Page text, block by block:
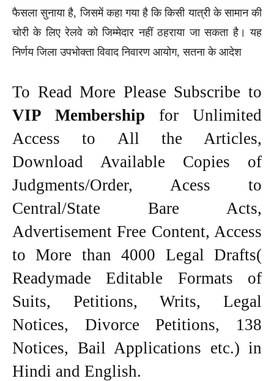
फैसला सुनाया है, जिसमें कहा गया है कि किसी यात्री के सामान की
चोरी के लिए रेलवे को जिम्मेदार नहीं ठहराया जा सकता है। यह
निर्णय जिला उपभोक्ता विवाद निवारण आयोग, सतना के आदेश
To Read More Please Subscribe to
VIP Membership for Unlimited
Access to All the Articles,
Download Available Copies of
Judgments/Order, Acess to
Central/State Bare Acts,
Advertisement Free Content, Access
to More than 4000 Legal Drafts(
Readymade Editable Formats of
Suits, Petitions, Writs, Legal
Notices, Divorce Petitions, 138
Notices, Bail Applications etc.) in
Hindi and English.